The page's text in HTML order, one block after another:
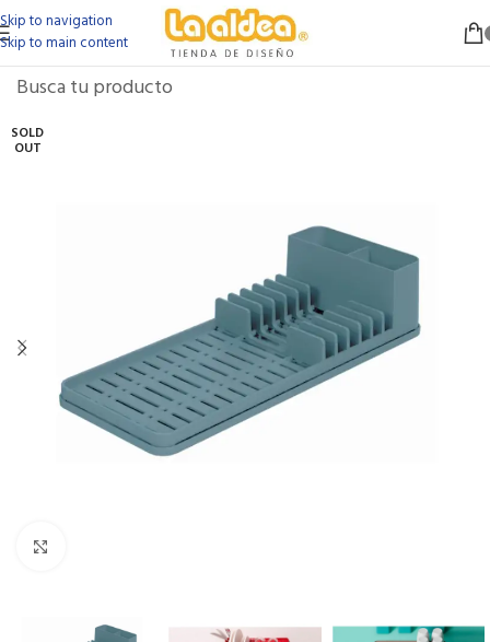
Skip to navigation
Skip to main content
SOLD
OUT